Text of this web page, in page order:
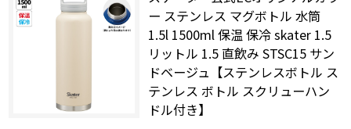
ー ステンレス マグボトル 水筒
1.5l 1500ml 保温 保冷 skater 1.5
リットル 1.5 直飲み STSC15 サン
ドベージュ【ステンレスボトル ス
テンレス ボトル スクリューハン
ドル付き】